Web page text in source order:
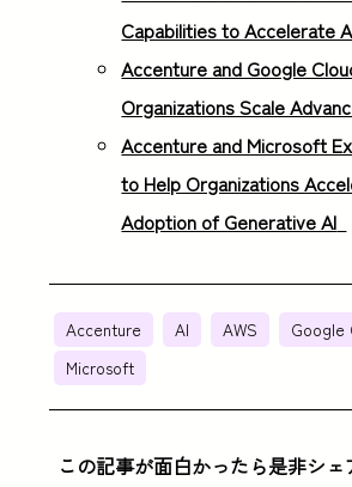
Capabilities to Accelerate
Accenture and Google
Organizations Scale
Accenture and Microsoft
to Help Organizations
Adoption of Generative AI
Accenture AI AWS
Google
Microsoft
この記事が面白かったら是非シ